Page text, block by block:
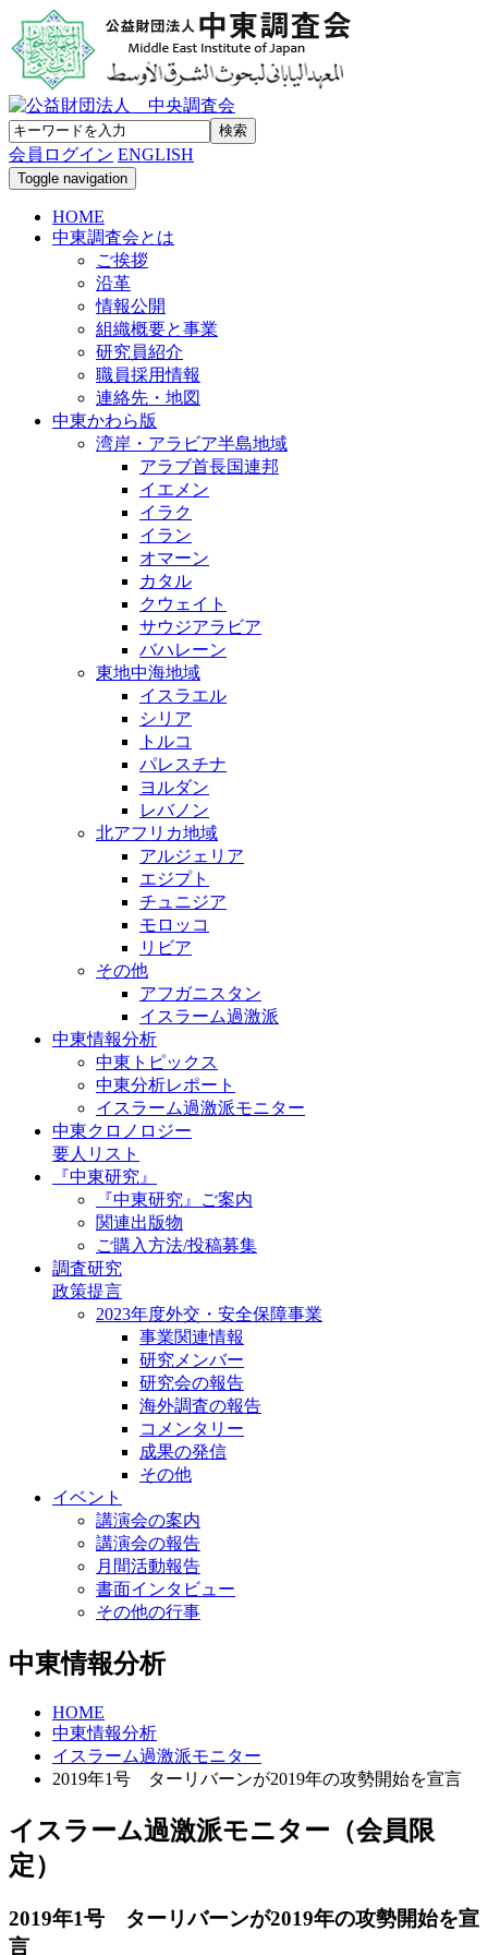
会員ログイン ENGLISH
Toggle navigation
HOME
中東調査会とは
ご挨拶
沿革
情報公開
組織概要と事業
研究員紹介
職員採用情報
連絡先・地図
中東かわら版
湾岸・アラビア半島地域
アラブ首長国連邦
イエメン
イラク
イラン
オマーン
カタル
クウェイト
サウジアラビア
バハレーン
東地中海地域
イスラエル
シリア
トルコ
パレスチナ
ヨルダン
レバノン
北アフリカ地域
アルジェリア
エジプト
チュニジア
モロッコ
リビア
その他
アフガニスタン
イスラーム過激派
中東情報分析
中東トピックス
中東分析レポート
イスラーム過激派モニター
中東クロノロジー
要人リスト
『中東研究』
『中東研究』ご案内
関連出版物
ご購入方法/投稿募集
調査研究
政策提言
2023年度外交・安全保障事業
事業関連情報
研究メンバー
研究会の報告
海外調査の報告
コメンタリー
成果の発信
その他
イベント
講演会の案内
講演会の報告
月間活動報告
書面インタビュー
その他の行事
中東情報分析
HOME
中東情報分析
イスラーム過激派モニター
2019年1号 ターリバーンが2019年の攻勢開始を宣言
イスラーム過激派モニター（会員限
定）
2019年1号 ターリバーンが2019年の攻勢開始を宣
言